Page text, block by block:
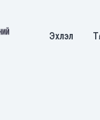
Эхлэл